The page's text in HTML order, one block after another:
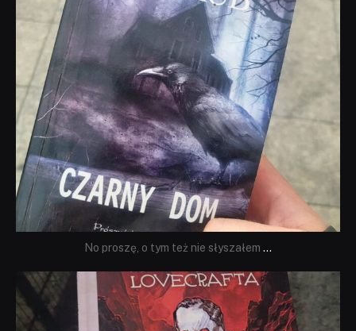
No proszę, o tym też nie słyszałem ...
dobryhorror
Wrz 19